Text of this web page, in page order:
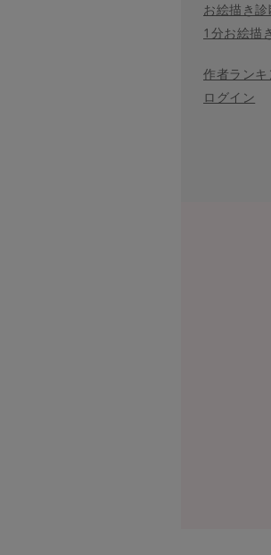
お絵描き
1分お絵描
作者ラン
ログイン